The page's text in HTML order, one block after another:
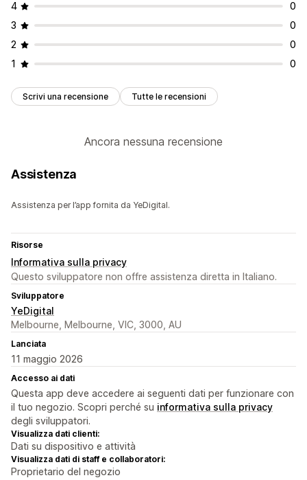
4
0
3
0
2
0
1
0
Scrivi una recensione Tutte le recensioni
Ancora nessuna recensione
Assistenza
Assistenza per l’app fornita da YeDigital.
Risorse
Informativa sulla privacy
Questo sviluppatore non offre assistenza diretta in Italiano.
Sviluppatore
YeDigital
Melbourne, Melbourne, VIC, 3000, AU
Lanciata
11 maggio 2026
Accesso ai dati
Questa app deve accedere ai seguenti dati per funzionare con
il tuo negozio. Scopri perché su informativa sulla privacy
degli sviluppatori.
Visualizza dati clienti:
Dati su dispositivo e attività
Visualizza dati di staff e collaboratori:
Proprietario del negozio